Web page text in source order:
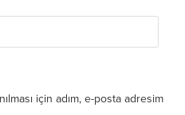
için adım, e-posta adresim